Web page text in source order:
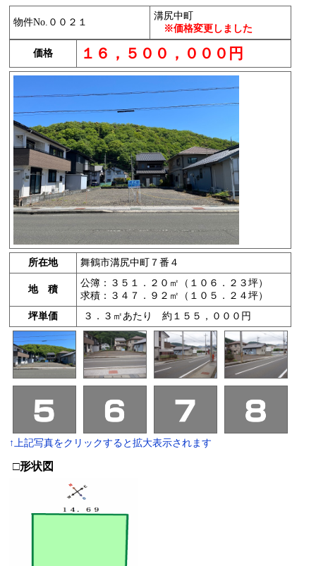
物件No.００２１
溝尻中町
※価格変更しました
価格 １６，５００，０００円
所在地 舞鶴市溝尻中町７番４
地 積
公簿：３５１．２０㎡（１０６．２３坪）
求積：３４７．９２㎡（１０５．２４坪）
坪単価
３．３㎡あたり 約１５５，０００円
↑上記写真をクリックすると拡大表示されます
□形状図